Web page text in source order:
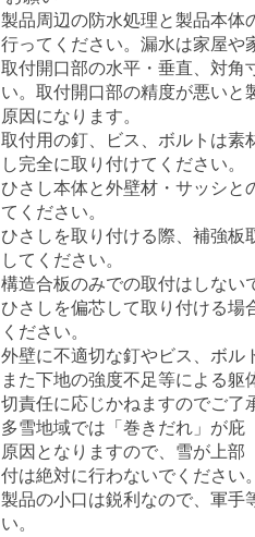
製品周辺の防水処理と製品本体
行ってください。漏水は家屋や
取付開口部の水平・垂直、対角
い。取付開口部の精度が悪いと
原因になります。
取付用の釘、ビス、ボルトは素
し完全に取り付けてください。
ひさし本体と外壁材・サッシと
てください。
ひさしを取り付ける際、補強板
してください。
構造合板のみでの取付はしない
ひさしを偏芯して取り付ける場
ください。
外壁に不適切な釘やビス、ボル
また下地の強度不足等による
切責任に応じかねますのでご了
多雪地域では「巻きだれ」が庇
原因となりますので、雪が上
付は絶対に行わないでください
製品の小口は鋭利なので、軍手
い。